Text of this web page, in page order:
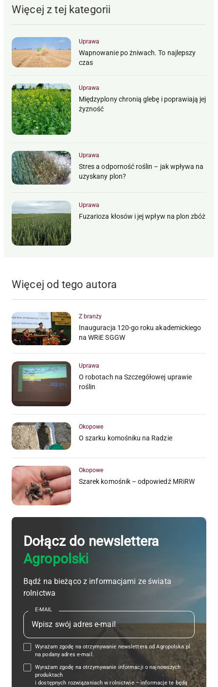
Więcej z tej kategorii
Uprawa
Wapnowanie po żniwach. To najlepszy
czas
Uprawa
Międzyplony chronią glebę i poprawiają jej
żyzność
Uprawa
Stres a odporność roślin – jak wpływa na
uzyskany plon?
Uprawa
Fuzarioza kłosów i jej wpływ na plon zbóż
Więcej od tego autora
Z branży
Inauguracja 120-go roku akademickiego
na WRiE SGGW
Uprawa
O robotach na Szczegółowej uprawie
roślin
Okopowe
O szarku komośniku na Radzie
Okopowe
Szarek komośnik – odpowiedź MRiRW
Dołącz do newslettera
Agropolski
Bądź na bieżąco z informacjami ze świata
rolnictwa
E-MAIL
Wyrażam zgodę na otrzymywanie newslettera od Agropolska.pl
na podany adres e-mail.
Wyrażam zgodę na otrzymywanie informacji o najnowszych
produktach
i dostępnych rozwiązaniach w rolnictwie – informacje te będą